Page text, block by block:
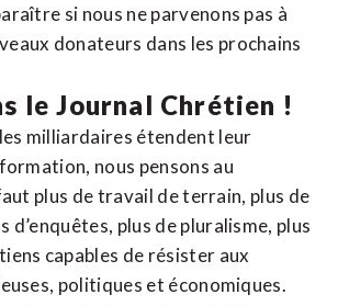
si nous ne parvenons pas à
donateurs dans les prochains
le Journal Chrétien !
milliardaires étendent leur
nous pensons au
plus de travail de terrain, plus de
d’enquêtes, plus de pluralisme, plus
capables de résister aux
politiques et économiques.